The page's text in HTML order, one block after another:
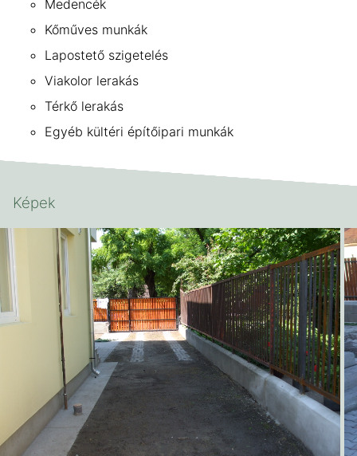
Medencék
Kőműves munkák
Lapostető szigetelés
Viakolor lerakás
Térkő lerakás
Egyéb kültéri építőipari munkák
Képek